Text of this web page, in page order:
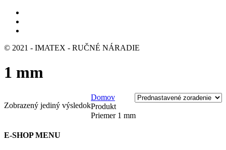
© 2021 - IMATEX - RUČNÉ NÁRADIE
1 mm
Zobrazený jediný výsledok
Domov
Produkt
Priemer 1 mm
E-SHOP MENU